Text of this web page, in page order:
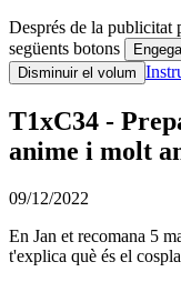
Després de la publicitat
següents botons
Disminuir el volum
T1xC34 -
anime i molt
09/12/2022
En Jan et recomana 5
t'explica què és el